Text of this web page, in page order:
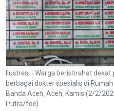
Ilustrasi - Warga beristirahat
berbagai dokter spesialis di
Banda Aceh, Aceh, Kamis (2/2/
Putra/foc)